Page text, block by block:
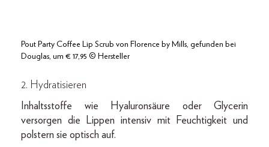
Pout Party Coffee Lip Scrub von Florence by Mills, gefunden bei
Douglas, um € 17,95 © Hersteller
2. Hydratisieren
Inhaltsstoffe wie Hyaluronsäure oder Glycerin
versorgen die Lippen intensiv mit Feuchtigkeit und
polstern sie optisch auf.